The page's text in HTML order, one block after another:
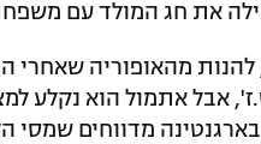
את חג המולד עם
להנות מהאופוריה שאחרי
אבל אתמול הוא נקלע
מדווחים